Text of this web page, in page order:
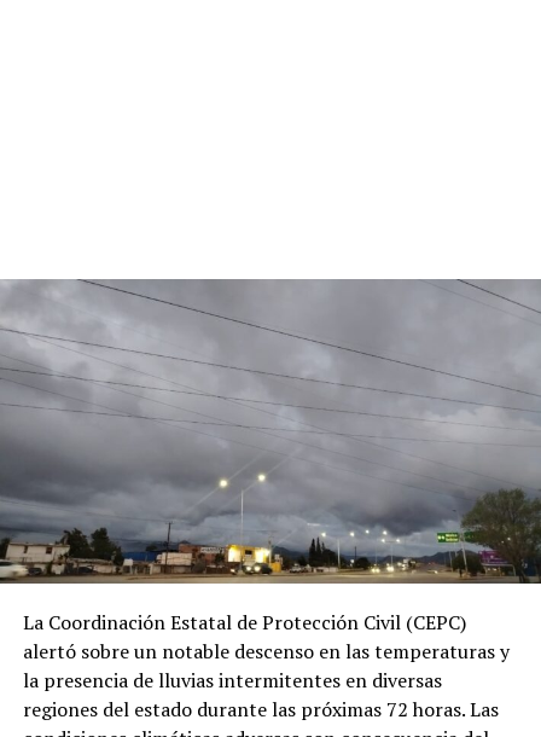
La Coordinación Estatal de Protección Civil (CEPC)
alertó sobre un notable descenso en las temperaturas y
la presencia de lluvias intermitentes en diversas
regiones del estado durante las próximas 72 horas. Las